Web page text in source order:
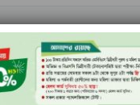
বানিজ্য